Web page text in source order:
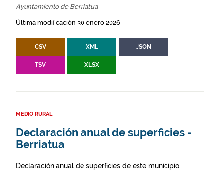
Ayuntamiento de Berriatua
Última modificación 30 enero 2026
CSV XML JSON
TSV XLSX
MEDIO RURAL
Declaración anual de superficies -
Berriatua
Declaración anual de superficies de este municipio.